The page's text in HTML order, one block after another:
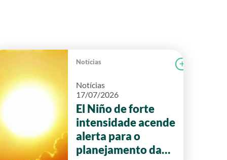
Notícias
Notícias
17/07/2026
El Niño de forte
intensidade acende
alerta para o
planejamento da